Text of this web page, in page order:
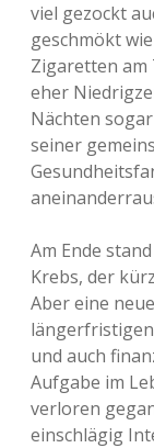
viel gezockt
geschmökt
Zigaretten am
eher
Nächten
seiner
Am Ende
Krebs, der
Aber eine
und auch
Aufgabe im
verloren
einschlägig